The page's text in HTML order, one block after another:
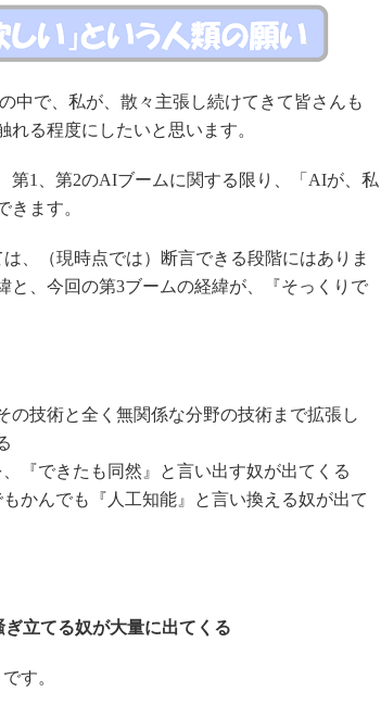
で、私が、散々主張し続けてきて皆さんも
る程度にしたいと思います。
1、第2のAIブームに関する限り、「AIが、私
きます。
、（現時点では）断言できる段階にはありま
と、今回の第3ブームの経緯が、『そっくりで
の技術と全く無関係な分野の技術まで拡張し
『できたも同然』と言い出す奴が出てくる
かんでも『人工知能』と言い換える奴が出て
立てる奴が大量に出てくる
す。